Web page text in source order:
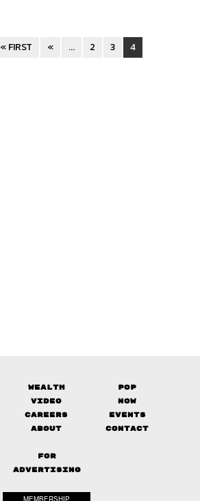
« FIRST « ... 2 3 4
Wealth
Pop
Video
Now
Careers
Events
About Contact
FOR
ADVERTISING
MEMBERSHIP